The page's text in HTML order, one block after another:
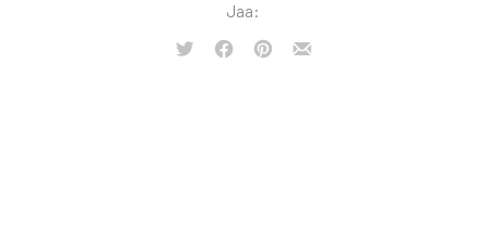
Jaa:
Tweet
Share
Share